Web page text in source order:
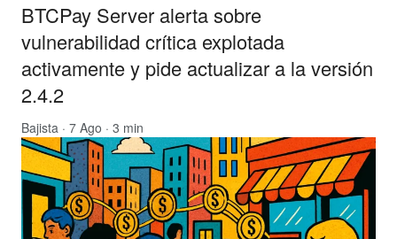
BTCPay Server alerta sobre
vulnerabilidad crítica explotada
activamente y pide actualizar a la versión
2.4.2
Bajista · 7 Ago · 3 min